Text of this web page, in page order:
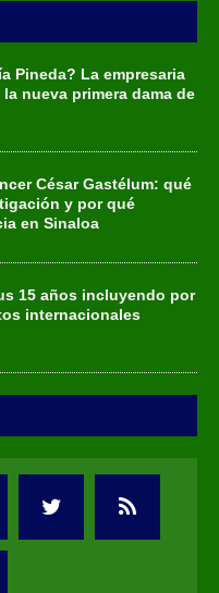
Pineda? La empresaria
nueva primera dama de
César Gastélum: qué
y por qué
en Sinaloa
15 años incluyendo por
internacionales